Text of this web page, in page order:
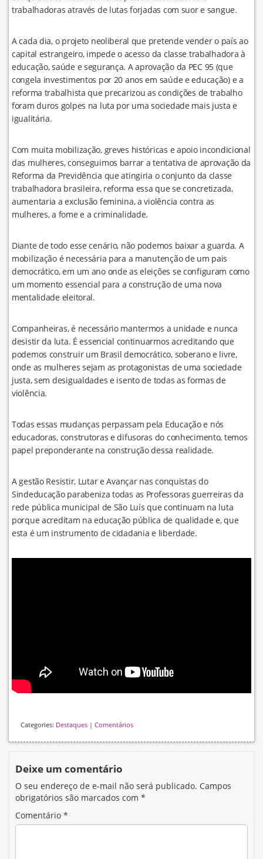
trabalhadoras através de lutas forjadas com suor e sangue.
A cada dia, o projeto neoliberal que pretende vender o país ao
capital estrangeiro, impede o acesso da classe trabalhadora à
educação, saúde e segurança. A aprovação da PEC 95 (que
congela investimentos por 20 anos em saúde e educação) e a
reforma trabalhista que precarizou as condições de trabalho
foram duros golpes na luta por uma sociedade mais justa e
igualitária.
Com muita mobilização, greves históricas e apoio incondicional
das mulheres, conseguimos barrar a tentativa de aprovação da
Reforma da Previdência que atingiria o conjunto da classe
trabalhadora brasileira, reforma essa que se concretizada,
aumentaria a exclusão feminina, a violência contra as
mulheres, a fome e a criminalidade.
Diante de todo esse cenário, não podemos baixar a guarda. A
mobilização é necessária para a manutenção de um pais
democrático, em um ano onde as eleições se configuram como
um momento essencial para a construção de uma nova
mentalidade eleitoral.
Companheiras, é necessário mantermos a unidade e nunca
desistir da luta. É essencial continuarmos acreditando que
podemos construir um Brasil democrático, soberano e livre,
onde as mulheres sejam as protagonistas de uma sociedade
justa, sem desigualdades e isento de todas as formas de
violência.
Todas essas mudanças perpassam pela Educação e nós
educadoras, construtoras e difusoras do conhecimento, temos
papel preponderante na construção dessa realidade.
A gestão Resistir, Lutar e Avançar nas conquistas do
Sindeducação parabeniza todas as Professoras guerreiras da
rede pública municipal de São Luís que continuam na luta
porque acreditam na educação pública de qualidade e, que
esta é um instrumento de cidadania e liberdade.
Categories: Destaques | Comentários
Deixe um comentário
O seu endereço de e-mail não será publicado. Campos
obrigatórios são marcados com *
Comentário *